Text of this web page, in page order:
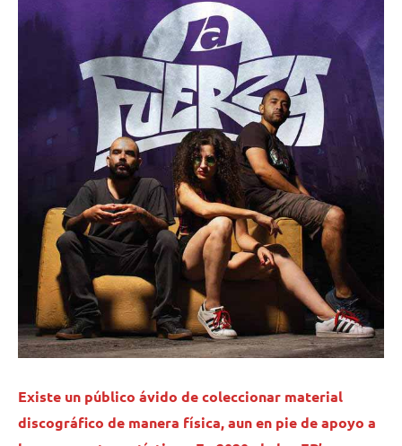
Existe un público ávido de coleccionar material
discográfico de manera física, aun en pie de apoyo a